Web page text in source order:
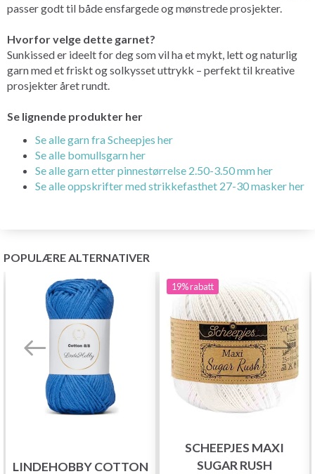
passer godt til både ensfargede og mønstrede prosjekter.
Hvorfor velge dette garnet?
Sunkissed er ideelt for deg som vil ha et mykt, lett og naturlig
garn med et friskt og solkysset uttrykk – perfekt til kreative
prosjekter året rundt.
Se lignende produkter her
Se alle garn fra Scheepjes her
Se alle bomullsgarn her
Se alle garn etter pinnestørrelse 2.50-3.50 mm her
Se alle oppskrifter med strikkefasthet 27-30 masker her
POPULÆRE ALTERNATIVER
LINDEHOBBY COTTON
19%rabatt
SCHEEPJES MAXI
SUGAR RUSH